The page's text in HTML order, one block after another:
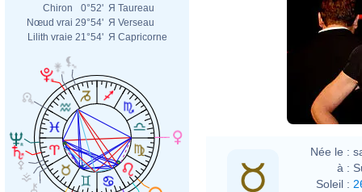
Chiron
0°52' Я Taureau
Nœud vrai 29°54' Я Verseau
Lilith vraie 21°54' Я Capricorne
Née le :
à :
Soleil :